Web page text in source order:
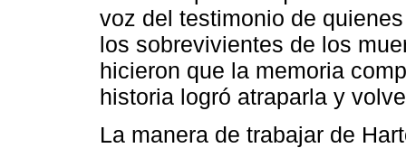
voz del testimonio de
los sobrevivientes de los
hicieron que la memoria
historia logró atraparla y
La manera de trabajar de